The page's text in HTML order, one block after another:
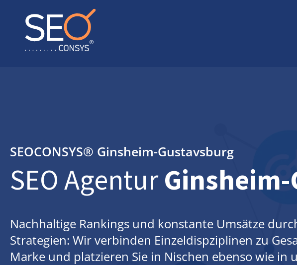
SEOCONSYS® Ginsheim-Gustavsburg
SEO Agentur
Nachhaltige Rankings und konstante Umsätze
Strategien: Wir verbinden Einzeldispziplinen zu
Marke und platzieren Sie in Nischen ebenso wie in